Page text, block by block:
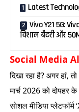
Latest
Vivo Y21 5G:
विशाल बैटरी और
Social Media
दिखा रहा है? अगर हां,
मार्च 2026 को दोपहर
सोशल मीडिया प्लेटफॉर्म